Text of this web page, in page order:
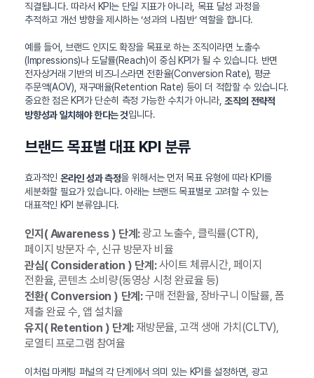
직결됩니다. 따라서 KPI는 단일 지표가 아니라, 목표 달성 과정을
추적하고 개선 방향을 제시하는 ‘성과의 나침반’ 역할을 합니다.
예를 들어, 브랜드 인지도 확장을 목표로 하는 조직이라면 노출수
(Impressions)나 도달률(Reach)이 중심 KPI가 될 수 있습니다. 반면
전자상거래 기반의 비즈니스라면 전환율(Conversion Rate), 평균
주문액(AOV), 재구매율(Retention Rate) 등이 더 적합할 수 있습니다.
중요한 점은 KPI가 단순히 측정 가능한 수치가 아니라,조직의 전략적
방향성과 일치해야 한다는 것입니다.
브랜드 목표별 대표 KPI 분류
효과적인 온라인 성과 측정을 위해서는 먼저 목표 유형에 따라 KPI를
세분화할 필요가 있습니다. 아래는 브랜드 목표별로 고려할 수 있는
대표적인 KPI 분류입니다.
인지( Awareness ) 단계:광고 노출수, 클릭률(CTR),
페이지 방문자 수, 신규 방문자 비율
관심( Consideration ) 단계:사이트 체류시간, 페이지
전환율, 콘텐츠 소비량(동영상 시청 완료율 등)
전환( Conversion ) 단계:구매 전환율, 장바구니 이탈률, 폼
제출 완료 수, 앱 설치율
유지( Retention ) 단계:재방문율, 고객 생애 가치(CLTV),
로열티 프로그램 참여율
이처럼 마케팅 퍼널의 각 단계에서 의미 있는 KPI를 설정하면, 광고